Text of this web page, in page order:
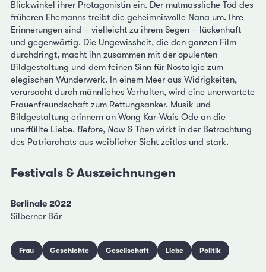
Blickwinkel ihrer Protagonistin ein. Der mutmassliche Tod des
früheren Ehemanns treibt die geheimnisvolle Nana um. Ihre
Erinnerungen sind – vielleicht zu ihrem Segen – lückenhaft
und gegenwärtig. Die Ungewissheit, die den ganzen Film
durchdringt, macht ihn zusammen mit der opulenten
Bildgestaltung und dem feinen Sinn für Nostalgie zum
elegischen Wunderwerk. In einem Meer aus Widrigkeiten,
verursacht durch männliches Verhalten, wird eine unerwartete
Frauenfreundschaft zum Rettungsanker. Musik und
Bildgestaltung erinnern an Wong Kar-Wais Ode an die
unerfüllte Liebe. Before, Now & Then wirkt in der Betrachtung
des Patriarchats aus weiblicher Sicht zeitlos und stark.
Festivals & Auszeichnungen
Berlinale 2022
Silberner Bär
Frau Geschichte Gesellschaft Liebe Politik